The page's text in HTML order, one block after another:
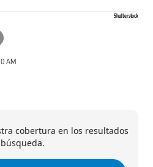
Shutterstock
AM
cobertura en los resultados